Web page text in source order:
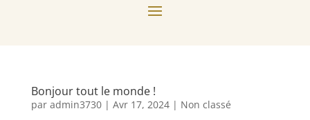
Bonjour tout le monde !
par admin3730| Avr 17, 2024| Non classé